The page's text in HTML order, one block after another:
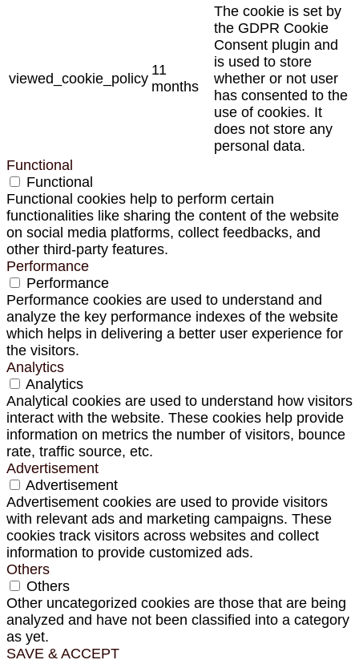
viewed_cookie_policy
11
months
The cookie is set by
the GDPR Cookie
Consent plugin and
is used to store
whether or not user
has consented to the
use of cookies. It
does not store any
personal data.
Functional
Functional
Functional cookies help to perform certain
functionalities like sharing the content of the website
on social media platforms, collect feedbacks, and
other third-party features.
Performance
Performance
Performance cookies are used to understand and
analyze the key performance indexes of the website
which helps in delivering a better user experience for
the visitors.
Analytics
Analytics
Analytical cookies are used to understand how visitors
interact with the website. These cookies help provide
information on metrics the number of visitors, bounce
rate, traffic source, etc.
Advertisement
Advertisement
Advertisement cookies are used to provide visitors
with relevant ads and marketing campaigns. These
cookies track visitors across websites and collect
information to provide customized ads.
Others
Others
Other uncategorized cookies are those that are being
analyzed and have not been classified into a category
as yet.
SAVE & ACCEPT